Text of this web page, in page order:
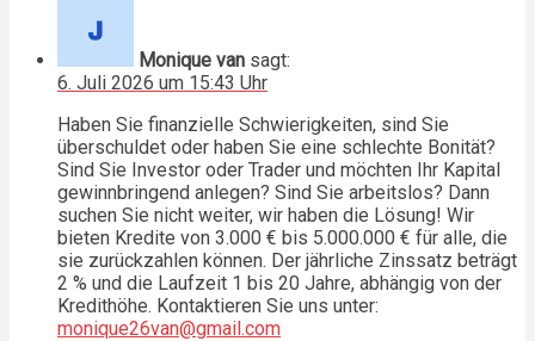
Monique van sagt:
6. Juli 2026 um 15:43 Uhr
Haben Sie finanzielle Schwierigkeiten, sind Sie
überschuldet oder haben Sie eine schlechte Bonität?
Sind Sie Investor oder Trader und möchten Ihr Kapital
gewinnbringend anlegen? Sind Sie arbeitslos? Dann
suchen Sie nicht weiter, wir haben die Lösung! Wir
bieten Kredite von 3.000 € bis 5.000.000 € für alle, die
sie zurückzahlen können. Der jährliche Zinssatz beträgt
2 % und die Laufzeit 1 bis 20 Jahre, abhängig von der
Kredithöhe. Kontaktieren Sie uns unter:
monique26van@gmail.com